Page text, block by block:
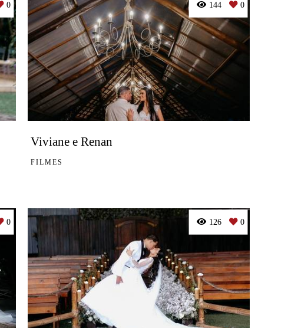
0
Viviane e Renan
FILMES
144 0
0 126 0